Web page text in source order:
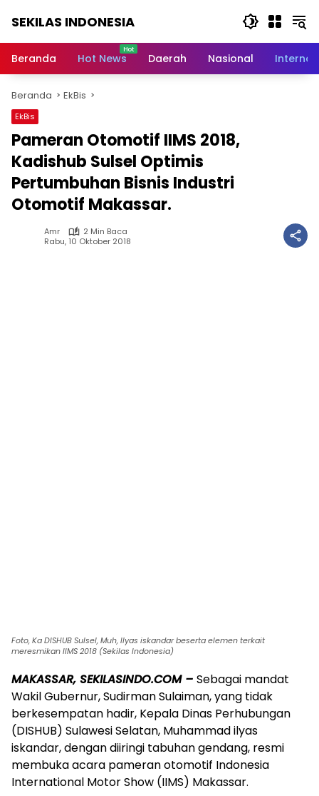
SEKILAS INDONESIA
Terkini,
Latest
World,
Headlines,
News
Today
Beranda Hot News Daerah Nasional
Beranda EkBis
EkBis
Pameran Otomotif IIMS 2018,
Kadishub Sulsel Optimis
Pertumbuhan Bisnis Industri
Otomotif Makassar.
Amr
2 Min Baca
Rabu, 10 Oktober 2018
Foto, Ka DISHUB Sulsel, Muh, Ilyas iskandar beserta elemen terkait
meresmikan IIMS 2018 (Sekilas Indonesia)
MAKASSAR, SEKILASINDO.COM – Sebagai mandat
Wakil Gubernur, Sudirman Sulaiman, yang tidak
berkesempatan hadir, Kepala Dinas Perhubungan
(DISHUB) Sulawesi Selatan, Muhammad ilyas
iskandar, dengan diiringi tabuhan gendang, resmi
membuka acara pameran otomotif Indonesia
International Motor Show (IIMS) Makassar.